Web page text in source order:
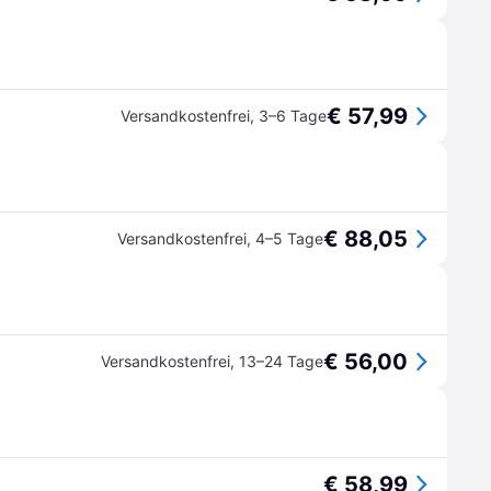
Versandkostenfrei, 3–6 Tage€ 57,99
Versandkostenfrei, 4–5 Tage€ 88,05
Versandkostenfrei, 13–24 Tage€ 56,00
€ 58,99